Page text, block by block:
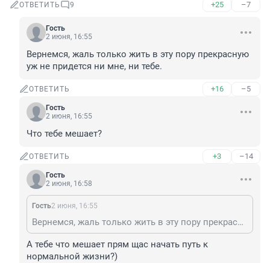
ОТВЕТИТЬ 9 +25 –7
Гость
2 июня, 16:55
Вернемся, жаль только жить в эту пору прекрасную
уж не придется ни мне, ни тебе.
ОТВЕТИТЬ +16 –5
Гость
2 июня, 16:55
Что тебе мешает?
ОТВЕТИТЬ +3 –14
Гость
2 июня, 16:58
Гость2 июня, 16:55
Вернемся, жаль только жить в эту пору прекрасную уж не придется ни мне, ни тебе.
А тебе что мешает прям щас начать путь к
нормальной жизни?)